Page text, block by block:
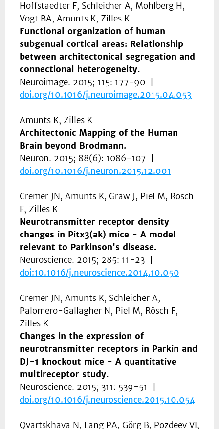
Hoffstaedter F, Schleicher A, Mohlberg H,
Vogt BA, Amunts K, Zilles K
Functional organization of human
subgenual cortical areas: Relationship
between architectonical segregation and
connectional heterogeneity.
Neuroimage. 2015; 115: 177-90 |
doi.org/10.1016/j.neuroimage.2015.04.053
Amunts K, Zilles K
Architectonic Mapping of the Human
Brain beyond Brodmann.
Neuron. 2015; 88(6): 1086-107 |
doi.org/10.1016/j.neuron.2015.12.001
Cremer JN, Amunts K, Graw J, Piel M, Rösch
F, Zilles K
Neurotransmitter receptor density
changes in Pitx3(ak) mice - A model
relevant to Parkinson's disease.
Neuroscience. 2015; 285: 11-23 |
doi:10.1016/j.neuroscience.2014.10.050
Cremer JN, Amunts K, Schleicher A,
Palomero-Gallagher N, Piel M, Rösch F,
Zilles K
Changes in the expression of
neurotransmitter receptors in Parkin and
DJ-1 knockout mice - A quantitative
multireceptor study.
Neuroscience. 2015; 311: 539-51 |
doi.org/10.1016/j.neuroscience.2015.10.054
Qvartskhava N, Lang PA, Görg B, Pozdeev VI,